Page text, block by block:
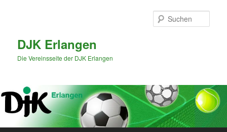
DJK Erlangen
Die Vereinsseite der DJK Erlangen